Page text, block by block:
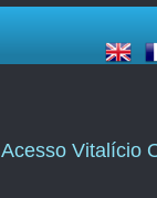
Acesso Vitalício